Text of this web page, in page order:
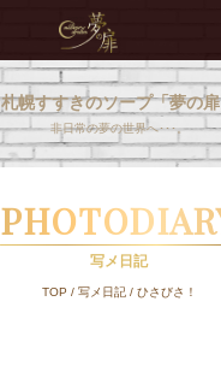
札幌すすきのソープ「夢の
非日常の夢の世界へ･･･。
写メ日記
TOP / 写メ日記/ ひさびさ！